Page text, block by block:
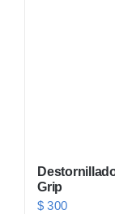
Grip
$ 300